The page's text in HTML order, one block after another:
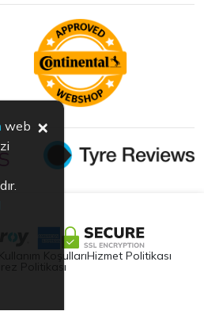
Kullanım KoşullarıHizmet Politikası
Politikası
web ×